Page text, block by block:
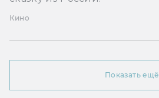
Кино
Показать ещё